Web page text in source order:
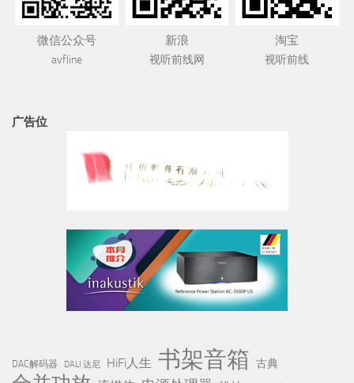
微信公众号
avfline
新浪
视听前线网
淘宝
视听前线
广告位
DAC解码器 DALI 达尼 HiFi人生 书架音箱 古典